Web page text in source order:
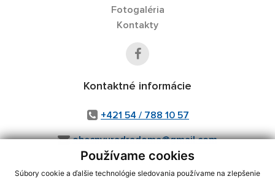
Používame cookies
Súbory cookie a ďalšie technológie sledovania používame na zlepšenie
Fotogaléria
Kontakty
Kontaktné informácie
+421 54 / 788 10 57
obecnyuradradoma@gmail.com